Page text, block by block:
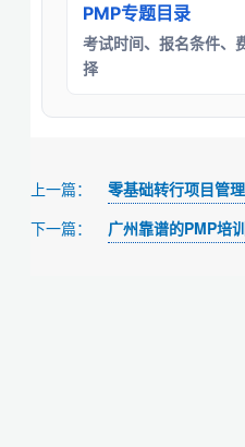
PMP专题目录
考试时间、报名条件、
择
上一篇：
下一篇：